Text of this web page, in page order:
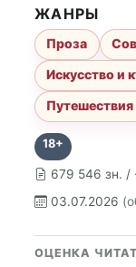
18+
679 546 зн. /
03.07.2026
ЖАНРЫ
Проза
Искусство и
ОЦЕНКА